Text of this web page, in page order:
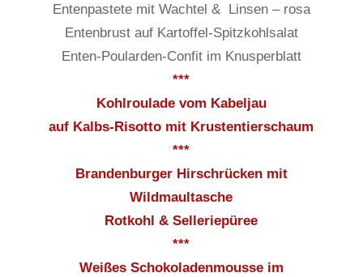
Entenpastete mit Wachtel & Linsen – rosa
Entenbrust auf Kartoffel-Spitzkohlsalat
Enten-Poularden-Confit im Knusperblatt
***
Kohlroulade vom Kabeljau
auf Kalbs-Risotto mit Krustentierschaum
***
Brandenburger Hirschrücken mit
Wildmaultasche
Rotkohl & Selleriepüree
***
Weißes Schokoladenmousse im